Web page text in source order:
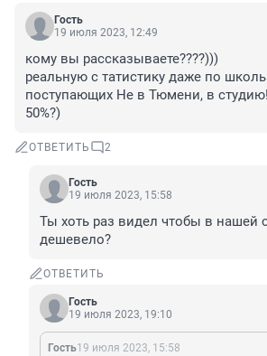
Гость
19 июля 2023, 12:49
кому вы рассказываете????)))
реальную с татистику даже по
поступающих Не в Тюмени, в
50%?)
ОТВЕТИТЬ 2
Гость
19 июля 2023, 15:58
Ты хоть раз видел чтобы в нашей
дешевело?
ОТВЕТИТЬ
Гость
19 июля 2023, 19:10
Гость19 июля 2023, 15:58